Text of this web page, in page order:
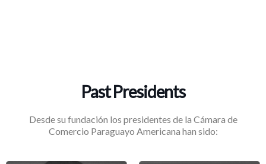
Past Presidents
Desde su fundación los presidentes de la Cámara de
Comercio Paraguayo Americana han sido: